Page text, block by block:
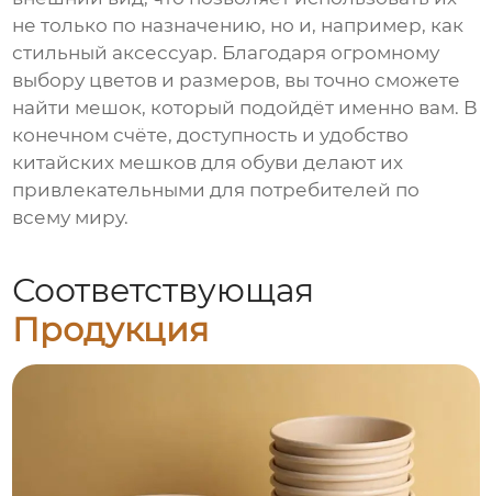
не только по назначению, но и, например, как
стильный аксессуар. Благодаря огромному
выбору цветов и размеров, вы точно сможете
найти мешок, который подойдёт именно вам. В
конечном счёте, доступность и удобство
китайских мешков для обуви делают их
привлекательными для потребителей по
всему миру.
Соответствующая
Продукция